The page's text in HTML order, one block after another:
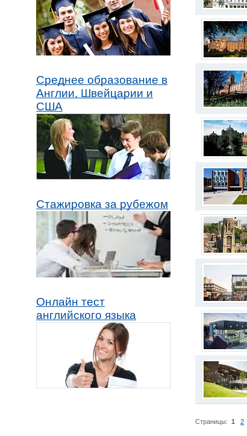
Среднее образование в
Англии, Швейцарии и
США
Стажировка за рубежом
Онлайн тест
английского языка
Страницы: 1 2